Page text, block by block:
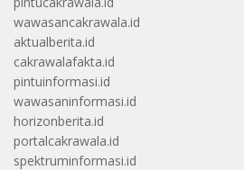
wawasancakrawala.id
aktualberita.id
cakrawalafakta.id
pintuinformasi.id
wawasaninformasi.id
horizonberita.id
portalcakrawala.id
spektruminformasi.id